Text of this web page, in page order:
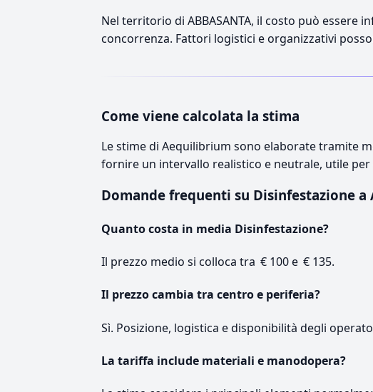
Nel territorio di ABBASANTA, il costo può
concorrenza. Fattori logistici e organizzativi
Come viene calcolata la stima
Le stime di Aequilibrium sono elaborate tramite
fornire un intervallo realistico e neutrale, utile
Domande frequenti su Disinfestazione a
Quanto costa in media Disinfestazione?
Il prezzo medio si colloca tra € 100 e € 135.
Il prezzo cambia tra centro e periferia?
Sì. Posizione, logistica e disponibilità degli
La tariffa include materiali e manodopera?